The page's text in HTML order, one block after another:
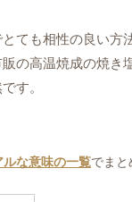
ても相性の良い方
の高温焼成の焼き
す。
な意味の一覧でまと